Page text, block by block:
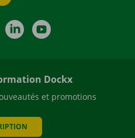
InstagramLinkedIn
Dockx
et promotions